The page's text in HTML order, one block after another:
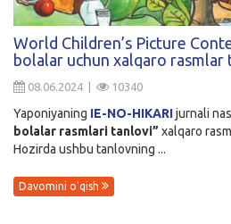
World Children’s Picture
bolalar uchun xalqaro rasmlar
08.06.2024 | 10340
Yaponiyaning IE-NO-HIKARIjurnali
bolalar rasmlari tanlovi” xalqaro
Hozirda ushbu tanlovning ...
Davomini o'qish